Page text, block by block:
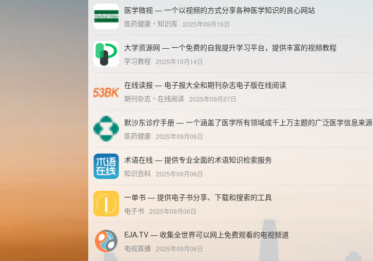
医学微视 — 一个以视频的方式分享各种医学知识的良心网站
医药健康 知识库 2025年09月15日
大学资源网 — 一个免费的自我提升学习平台，提供丰富的视频教程
学习教程 2025年10月14日
在线读报 — 电子报大全和期刊杂志电子版在线阅读
期刊杂志 在线阅读 2025年09月27日
默沙东诊疗手册 — 一个涵盖了医学所有领域成千上万主题的广泛医学信息来源
医药健康 2025年09月06日
术语在线 — 提供专业全面的术语知识检索服务
知识百科 2025年09月06日
一单书 — 提供电子书分享、下载和搜索的工具
电子书 2025年09月06日
EJA.TV — 收集全世界可以网上免费观看的电视频道
电视直播 2025年09月06日